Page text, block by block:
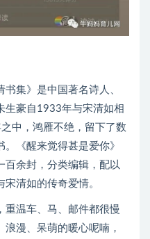
书集》是中国著名诗人、
生豪自1933年与宋清如相
中，鸿雁不绝，留下了数
《醒来觉得甚是爱你》
百余封，分类编辑，配以
清如的传奇爱情。
重温车、马、邮件都很慢
漫、呆萌的暖心呢喃，